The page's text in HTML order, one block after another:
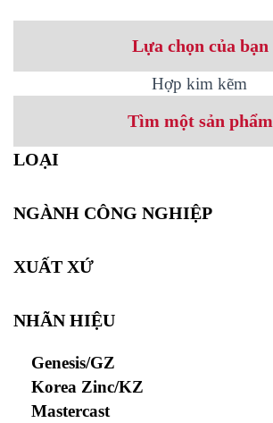
Lựa chọn của bạn
Hợp kim kẽm
Tìm một sản phẩm
LOẠI
NGÀNH CÔNG NGHIỆP
XUẤT XỨ
NHÃN HIỆU
Genesis/GZ
Korea Zinc/KZ
Mastercast